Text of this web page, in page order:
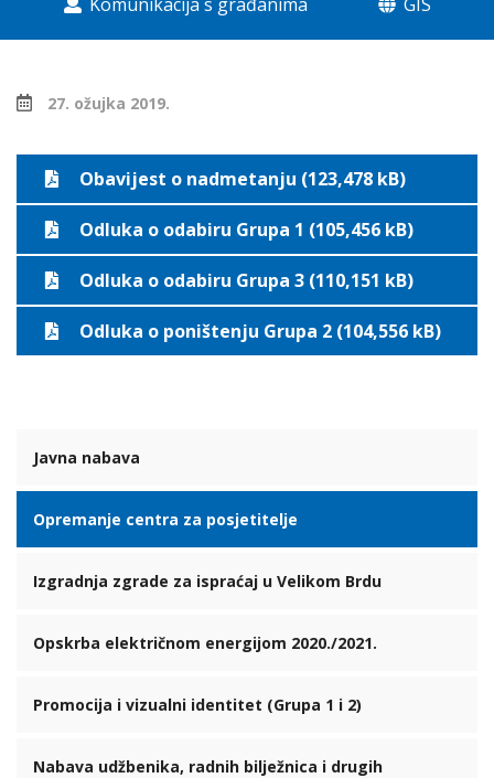
27. ožujka 2019.
Obavijest o nadmetanju (123,478 kB)
Odluka o odabiru Grupa 1 (105,456 kB)
Odluka o odabiru Grupa 3 (110,151 kB)
Odluka o poništenju Grupa 2 (104,556 kB)
Javna nabava
Opremanje centra za posjetitelje
Izgradnja zgrade za ispraćaj u Velikom Brdu
Opskrba električnom energijom 2020./2021.
Promocija i vizualni identitet (Grupa 1 i 2)
Nabava udžbenika, radnih bilježnica i drugih